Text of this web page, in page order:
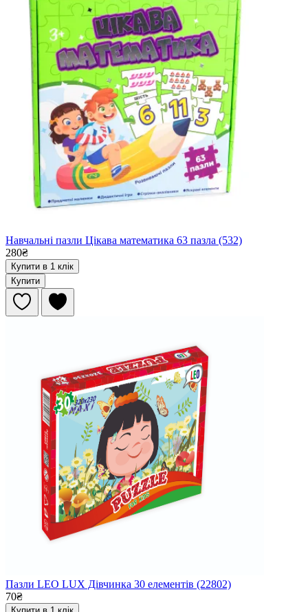
Навчальні пазли Цікава математика 63 пазла (532)
280₴
Купити в 1 клік
Купити
Пазли LEO LUX Дівчинка 30 елементів (22802)
70₴